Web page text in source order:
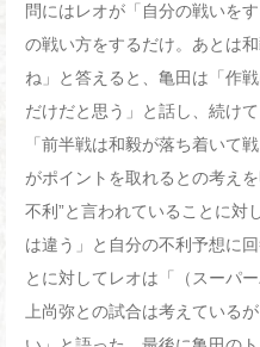
問にはレオが「自分の戦いを
の戦い方をするだけ。あとは
ね」と答えると、亀田は「作
だけだと思う」と話し、続け
「前半戦は和毅が落ち着いて
がポイントを取れるとの考え
不利”と言われていることに対
は違う」と自分の不利予想に
とに対してレオは「（スーパ
上尚弥との試合は考えている